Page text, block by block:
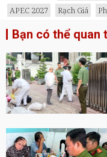
APEC 2027
Rạch Giá
Bạn có thể quan